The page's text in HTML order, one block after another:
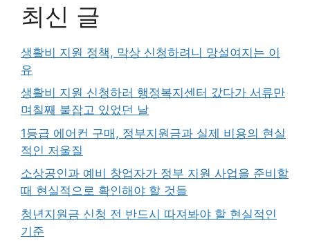
최신 글
생활비 지원 정책, 막상 신청하려니 망설여지는 이
유
생활비 지원 신청하러 행정복지센터 갔다가 서류만
며칠째 붙잡고 있었던 날
1등급 에어컨 구매, 정부지원금과 실제 비용의 현실
적인 저울질
소상공인과 예비 창업자가 정부 지원 사업을 준비할
때 현실적으로 확인해야 할 것들
청년지원금 신청 전 반드시 따져봐야 할 현실적인
기준